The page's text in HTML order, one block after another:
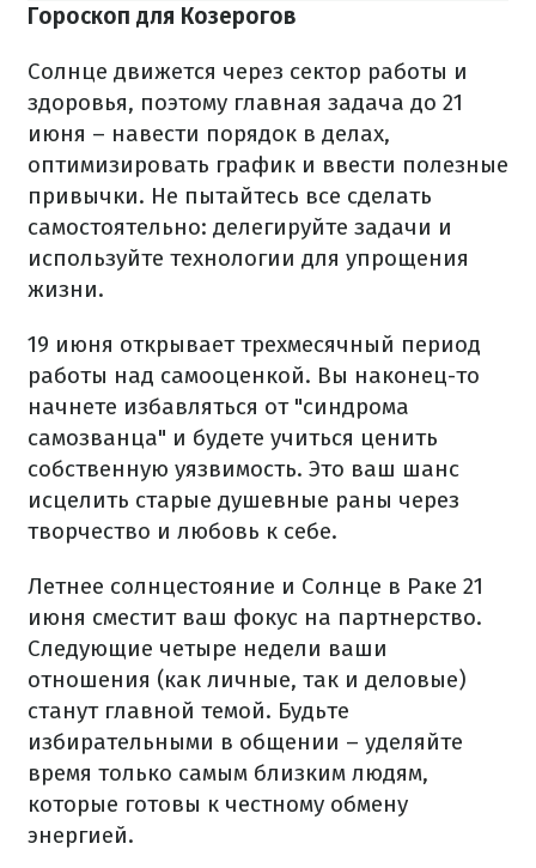
Гороскоп для Козерогов
Солнце движется через сектор работы и
здоровья, поэтому главная задача до 21
июня – навести порядок в делах,
оптимизировать график и ввести полезные
привычки. Не пытайтесь все сделать
самостоятельно: делегируйте задачи и
используйте технологии для упрощения
жизни.
19 июня открывает трехмесячный период
работы над самооценкой. Вы наконец-то
начнете избавляться от "синдрома
самозванца" и будете учиться ценить
собственную уязвимость. Это ваш шанс
исцелить старые душевные раны через
творчество и любовь к себе.
Летнее солнцестояние и Солнце в Раке 21
июня сместит ваш фокус на партнерство.
Следующие четыре недели ваши
отношения (как личные, так и деловые)
станут главной темой. Будьте
избирательными в общении – уделяйте
время только самым близким людям,
которые готовы к честному обмену
энергией.